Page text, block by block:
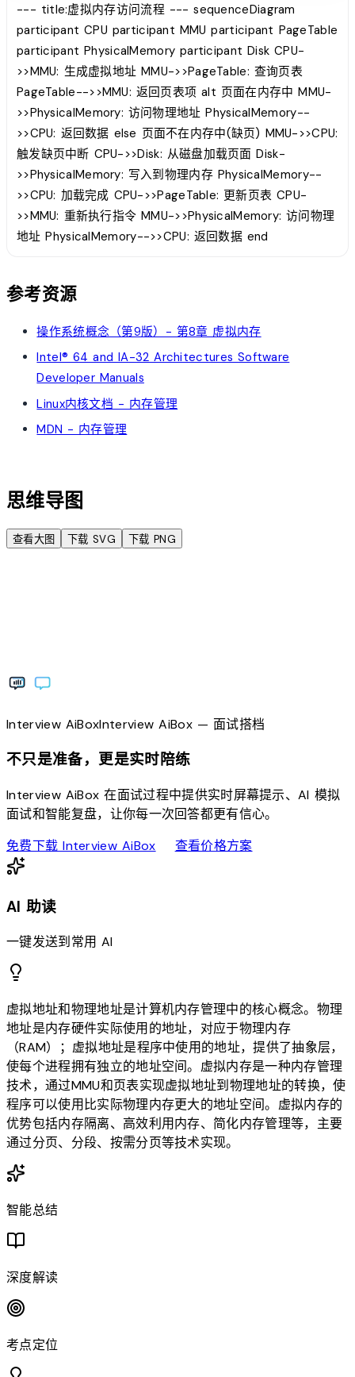
--- title:虚拟内存访问流程 --- sequenceDiagram
participant CPU participant MMU participant PageTable
participant PhysicalMemory participant Disk CPU-
>>MMU: 生成虚拟地址 MMU->>PageTable: 查询页表
PageTable-->>MMU: 返回页表项 alt 页面在内存中 MMU-
>>PhysicalMemory: 访问物理地址 PhysicalMemory--
>>CPU: 返回数据 else 页面不在内存中(缺页) MMU->>CPU:
触发缺页中断 CPU->>Disk: 从磁盘加载页面 Disk-
>>PhysicalMemory: 写入到物理内存 PhysicalMemory--
>>CPU: 加载完成 CPU->>PageTable: 更新页表 CPU-
>>MMU: 重新执行指令 MMU->>PhysicalMemory: 访问物理
地址 PhysicalMemory-->>CPU: 返回数据 end
参考资源
操作系统概念（第9版）- 第8章 虚拟内存
Intel® 64 and IA-32 Architectures Software
Developer Manuals
Linux内核文档 - 内存管理
MDN - 内存管理
思维导图
查看大图 下载 SVG 下载 PNG
Interview AiBoxInterviewAiBox— 面试搭档
不只是准备，更是实时陪练
Interview AiBox 在面试过程中提供实时屏幕提示、AI 模拟
面试和智能复盘，让你每一次回答都更有信心。
免费下载 Interview AiBoxdownload查看价格方案sell
AI 助读
一键发送到常用 AI
虚拟地址和物理地址是计算机内存管理中的核心概念。物理
地址是内存硬件实际使用的地址，对应于物理内存
（RAM）；虚拟地址是程序中使用的地址，提供了抽象层，
使每个进程拥有独立的地址空间。虚拟内存是一种内存管理
技术，通过MMU和页表实现虚拟地址到物理地址的转换，使
程序可以使用比实际物理内存更大的地址空间。虚拟内存的
优势包括内存隔离、高效利用内存、简化内存管理等，主要
通过分页、分段、按需分页等技术实现。
智能总结
深度解读
考点定位